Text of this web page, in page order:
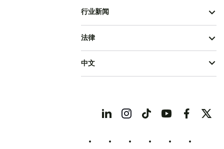
行业新闻
法律
中文